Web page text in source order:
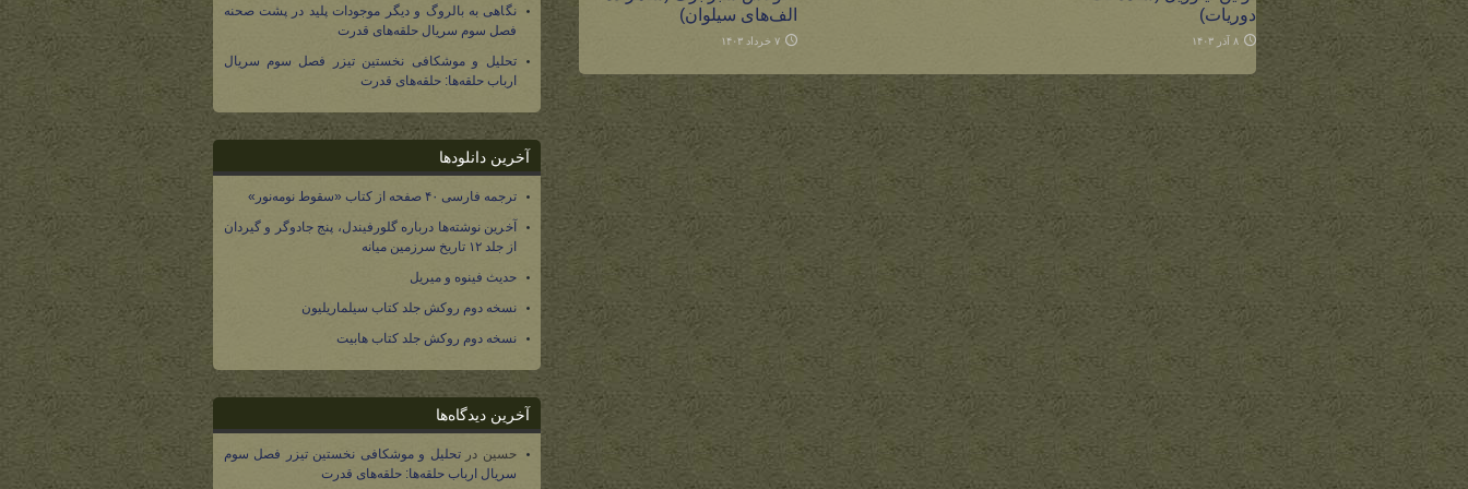
دوریات)
۸ آذر ۱۴۰۳
الف‌های سیلوان)
۷ خرداد ۱۴۰۳
نگاهی به بالروگ و دیگر موجودات پلید در پشت صحنه
فصل سوم سریال حلقه‌های قدرت
تحلیل و موشکافی نخستین تیزر فصل سوم سریال
ارباب حلقه‌ها: حلقه‌های قدرت
آخرین دانلودها
ترجمه فارسی ۴۰ صفحه از کتاب «سقوط نومه‌نور»
آخرین نوشته‌ها درباره گلورفیندل، پنج جادوگر و گیردان
از جلد ۱۲ تاریخ سرزمین میانه
حدیث فینوه و میریل
نسخه دوم روکش جلد کتاب سیلماریلیون
نسخه دوم روکش جلد کتاب هابیت
آخرین دیدگاه‌ها
حسین درتحلیل و موشکافی نخستین تیزر فصل سوم
سریال ارباب حلقه‌ها: حلقه‌های قدرت